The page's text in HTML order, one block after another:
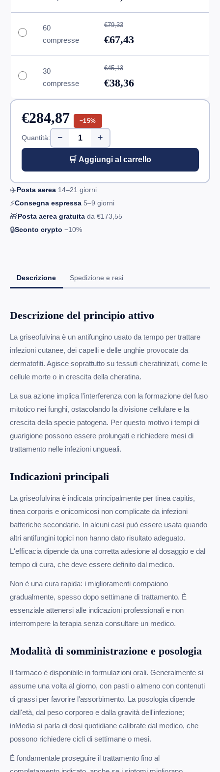
60
compresse
€79,33
€67,43
30
compresse
€45,13
€38,36
€284,87 −15%
Quantità: − +
🛒 Aggiungi al carrello
✈️Posta aerea 14–21 giorni
⚡Consegna espressa 5–9 giorni
🎁Posta aerea gratuita da €173,55
🔒Sconto crypto −10%
Descrizione Spedizione e resi
Descrizione del principio attivo
La griseofulvina è un antifungino usato da tempo per trattare
infezioni cutanee, dei capelli e delle unghie provocate da
dermatofiti. Agisce soprattutto su tessuti cheratinizati, come le
cellule morte o in crescita della cheratina.
La sua azione implica l'interferenza con la formazione del fuso
mitotico nei funghi, ostacolando la divisione cellulare e la
crescita della specie patogena. Per questo motivo i tempi di
guarigione possono essere prolungati e richiedere mesi di
trattamento nelle infezioni ungueali.
Indicazioni principali
La griseofulvina è indicata principalmente per tinea capitis,
tinea corporis e onicomicosi non complicate da infezioni
batteriche secondarie. In alcuni casi può essere usata quando
altri antifungini topici non hanno dato risultato adeguato.
L'efficacia dipende da una corretta adesione al dosaggio e dal
tempo di cura, che deve essere definito dal medico.
Non è una cura rapida: i miglioramenti compaiono
gradualmente, spesso dopo settimane di trattamento. È
essenziale attenersi alle indicazioni professionali e non
interrompere la terapia senza consultare un medico.
Modalità di somministrazione e posologia
Il farmaco è disponibile in formulazioni orali. Generalmente si
assume una volta al giorno, con pasti o almeno con contenuti
di grassi per favorire l'assorbimento. La posologia dipende
dall'età, dal peso corporeo e dalla gravità dell'infezione;
inMedia si parla di dosi quotidiane calibrate dal medico, che
possono richiedere cicli di settimane o mesi.
È fondamentale proseguire il trattamento fino al